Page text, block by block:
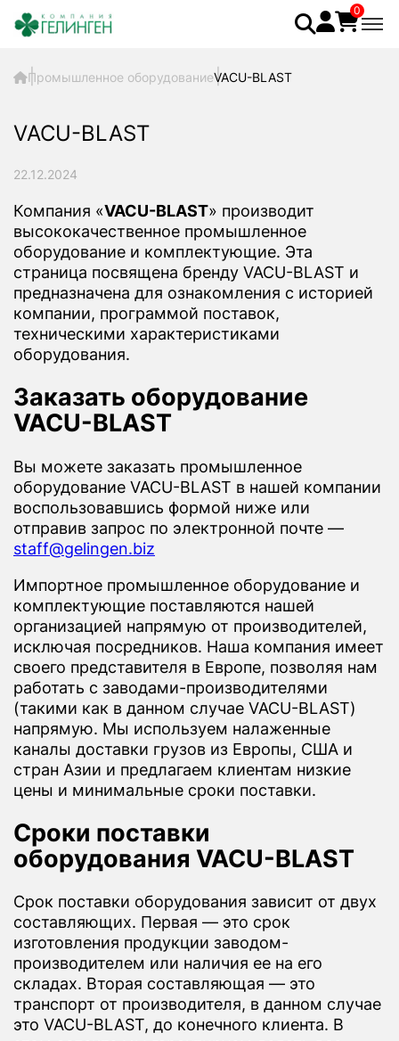
0
Промышленное оборудованиеVACU-BLAST
VACU-BLAST
22.12.2024
Компания «VACU-BLAST» производит
высококачественное промышленное
оборудование и комплектующие. Эта
страница посвящена бренду VACU-BLAST и
предназначена для ознакомления с историей
компании, программой поставок,
техническими характеристиками
оборудования.
Заказать оборудование
VACU-BLAST
Вы можете заказать промышленное
оборудование VACU-BLAST в нашей компании
воспользовавшись формой ниже или
отправив запрос по электронной почте —
staff@gelingen.biz
Импортное промышленное оборудование и
комплектующие поставляются нашей
организацией напрямую от производителей,
исключая посредников. Наша компания имеет
своего представителя в Европе, позволяя нам
работать с заводами-производителями
(такими как в данном случае VACU-BLAST)
напрямую. Мы используем налаженные
каналы доставки грузов из Европы, США и
стран Азии и предлагаем клиентам низкие
цены и минимальные сроки поставки.
Сроки поставки
оборудования VACU-BLAST
Срок поставки оборудования зависит от двух
составляющих. Первая — это срок
изготовления продукции заводом-
производителем или наличия ее на его
складах. Вторая составляющая — это
транспорт от производителя, в данном случае
это VACU-BLAST, до конечного клиента. В